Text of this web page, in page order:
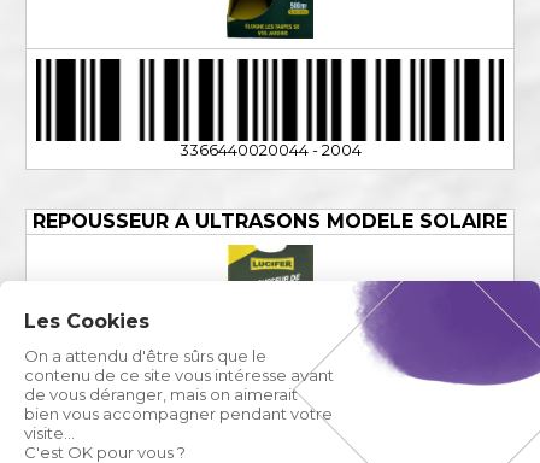
3366440020044 - 2004
REPOUSSEUR A ULTRASONS MODELE SOLAIRE
Les Cookies
On a attendu d'être sûrs que le
contenu de ce site vous intéresse avant
de vous déranger, mais on aimerait
bien vous accompagner pendant votre
visite...
C'est OK pour vous ?